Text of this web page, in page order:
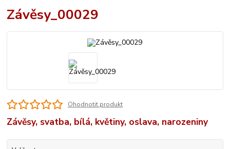
Závěsy_00029
Ohodnotit produkt
Závěsy, svatba, bílá, květiny, oslava, narozeniny